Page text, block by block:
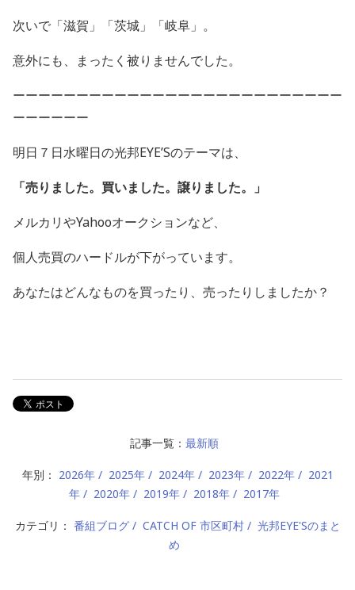
次いで「滋賀」「茨城」「岐阜」。
意外にも、まったく被りませんでした。
ーーーーーーーーーーーーーーーーーーーーーーーーーー
ーーーーーー
明日７日水曜日の光邦EYE’Sのテーマは、
「売りました。買いました。譲りました。」
メルカリやYahooオークションなど、
個人売買のハードルが下がっています。
あなたはどんなものを買ったり、売ったりしましたか？
記事一覧： 最新順
年別： 2026年 2025年 2024年 2023年 2022年
2021
年
2020年 2019年 2018年 2017年
カテゴリ： 番組ブログ CATCH OF 市区町村
光邦EYE'Sのまと
め